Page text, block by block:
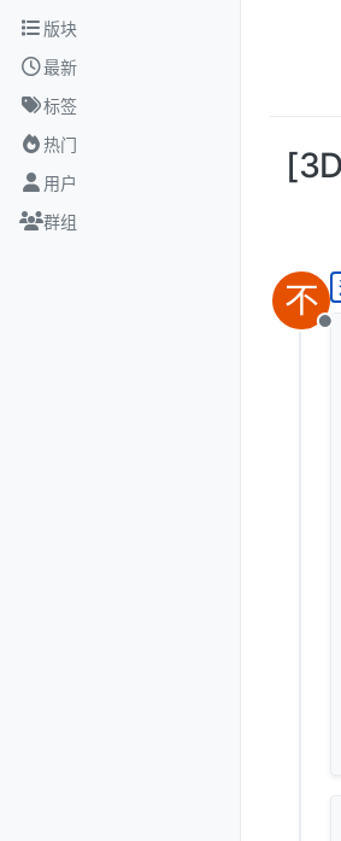
跳转至内容
版块
最新
标签
热门
用户
群组
不